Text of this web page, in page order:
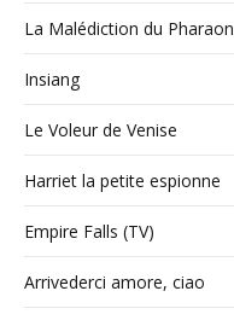
La Malédiction du Pharaon
Insiang
Le Voleur de Venise
Harriet la petite espionne
Empire Falls (TV)
Arrivederci amore, ciao